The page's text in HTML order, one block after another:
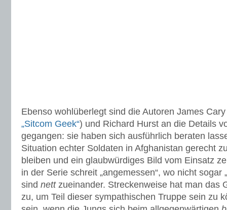
Ebenso wohlüberlegt sind die Autoren James
„Sitcom Geek“) und Richard Hurst an die Details
gegangen: sie haben sich ausführlich beraten
Situation echter Soldaten in Afghanistan gerecht
bleiben und ein glaubwürdiges Bild vom Einsatz
in der Serie schreit „angemessen“, wo nicht sogar
sind nettzueinander. Streckenweise hat man das
zu, um Teil dieser sympathischen Truppe sein zu